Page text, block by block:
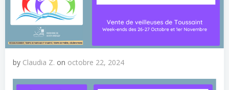
by Claudia Z. on octobre 22, 2024